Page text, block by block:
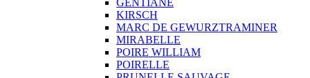
KIRSCH
MARC DE GEWURZTRAMINER
MIRABELLE
POIRE WILLIAM
POIRELLE